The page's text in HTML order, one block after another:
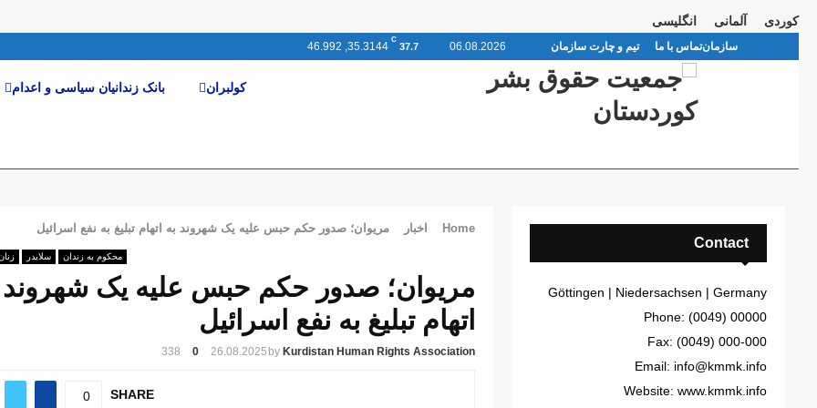
کوردی آلمانی
انگلیسی
37.7
C
35.3144, 46.992 06.08.2026 سازمانتماس با ما تیم و چارت سازمان
بانک زندانیان سیاسی و اعدام کولبران
Home اخبار مریوان؛ صدور حکم حبس علیه یک شهروند به اتهام تبلیغ به نفع اسرائیل
سلایدر محکوم بە زندان
مریوان؛ صدور حکم حبس علیه یک شهروند
اتهام تبلیغ به نفع اسرائیل
by Kurdistan Human Rights Association
26.08.2025
0
338
SHARE
0
Contact
Göttingen | Niedersachsen | Germany
Phone: (0049) 00000
Fax: (0049) 000-000
Email: info@kmmk.info
Website: www.kmmk.info